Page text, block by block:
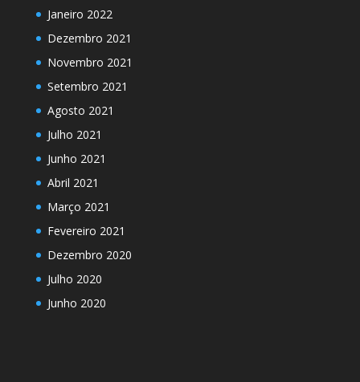
Janeiro 2022
Dezembro 2021
Novembro 2021
Setembro 2021
Agosto 2021
Julho 2021
Junho 2021
Abril 2021
Março 2021
Fevereiro 2021
Dezembro 2020
Julho 2020
Junho 2020